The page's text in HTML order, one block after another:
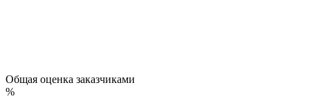
Общая оценка заказчиками
%